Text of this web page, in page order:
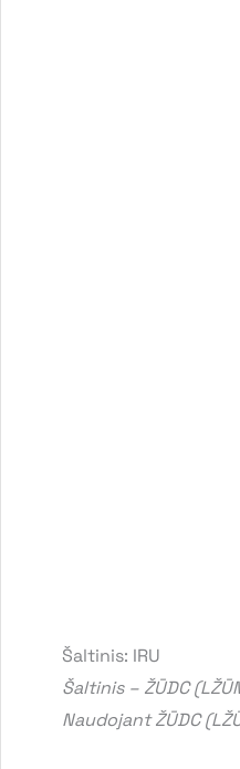
Šaltinis: IRU
Šaltinis – ŽŪDC
Naudojant ŽŪDC